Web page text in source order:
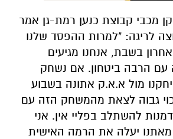
מכבי קבוצת כנען רמת-גן אמר
לריגה: "למרות ההפסד שלנו
בשבת, אנחנו מגיעים
עם הרבה ביטחון. אם נשחק
מול א.א.ק אתונה בשבוע
גבוה לצאת מהמשחק הזה עם
להשתלב בפליי אין. אני
יעלה את הרמה האישית